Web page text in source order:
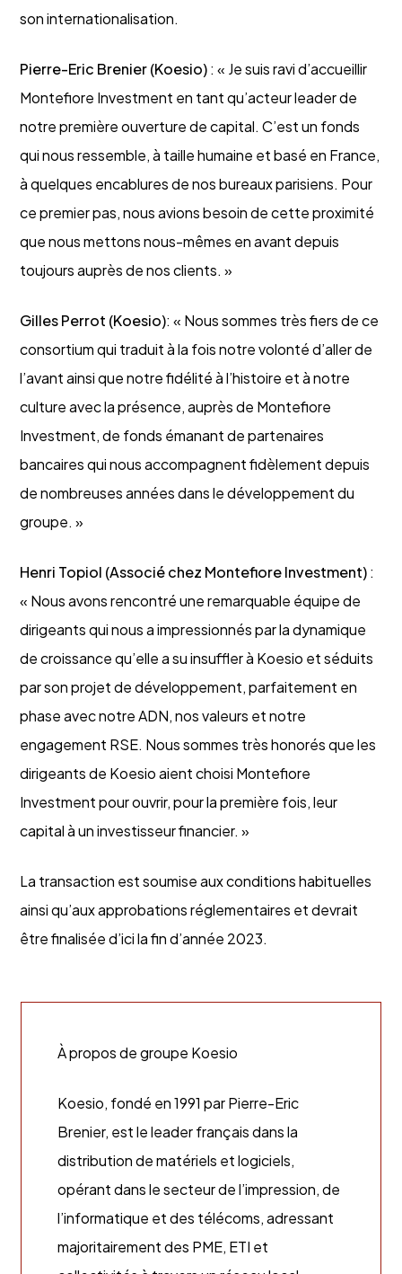
son internationalisation.
Pierre-Eric Brenier (Koesio): « Je suis ravi d’accueillir
Montefiore Investment en tant qu’acteur leader de
notre première ouverture de capital. C’est un fonds
qui nous ressemble, à taille humaine et basé en France,
à quelques encablures de nos bureaux parisiens. Pour
ce premier pas, nous avions besoin de cette proximité
que nous mettons nous-mêmes en avant depuis
toujours auprès de nos clients. »
Gilles Perrot (Koesio): « Nous sommes très fiers de ce
consortium qui traduit à la fois notre volonté d’aller de
l’avant ainsi que notre fidélité à l’histoire et à notre
culture avec la présence, auprès de Montefiore
Investment, de fonds émanant de partenaires
bancaires qui nous accompagnent fidèlement depuis
de nombreuses années dans le développement du
groupe. »
Henri Topiol (Associé chez Montefiore Investment):
« Nous avons rencontré une remarquable équipe de
dirigeants qui nous a impressionnés par la dynamique
de croissance qu’elle a su insuffler à Koesio et séduits
par son projet de développement, parfaitement en
phase avec notre ADN, nos valeurs et notre
engagement RSE. Nous sommes très honorés que les
dirigeants de Koesio aient choisi Montefiore
Investment pour ouvrir, pour la première fois, leur
capital à un investisseur financier. »
La transaction est soumise aux conditions habituelles
ainsi qu’aux approbations réglementaires et devrait
être finalisée d’ici la fin d’année 2023.
À propos de groupe Koesio
Koesio, fondé en 1991 par Pierre-Eric
Brenier, est le leader français dans la
distribution de matériels et logiciels,
opérant dans le secteur de l’impression, de
l’informatique et des télécoms, adressant
majoritairement des PME, ETI et